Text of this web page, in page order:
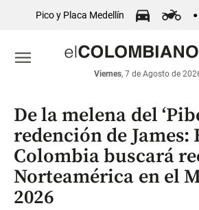
económicos
Colombia
Pico y Placa Medellín
Viernes, 7 de Agosto de
menu
De la melena del
redención de James:
Colombia buscará
Norteamérica en el
2026